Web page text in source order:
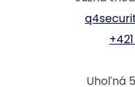
Uhoľná